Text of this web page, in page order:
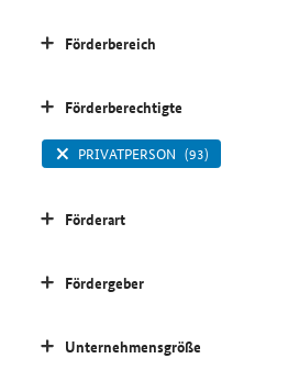
Förderbereich
Förderberechtigte
PRIVATPERSON (93)
Förderart
Fördergeber
Unternehmensgröße